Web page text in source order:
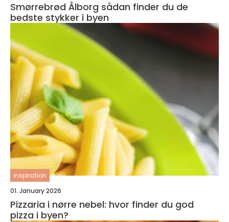
Smørrebrød Ålborg sådan finder du de
bedste stykker i byen
inspiration
01. January 2026
Pizzaria i nørre nebel: hvor finder du god
pizza i byen?